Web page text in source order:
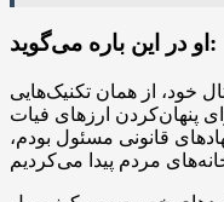
او در این باره می‌گوید:
خود، از همان تکنیک‌هایی
پنهان‌کردن ارزهای فیات
قانونی مسئول بودم،